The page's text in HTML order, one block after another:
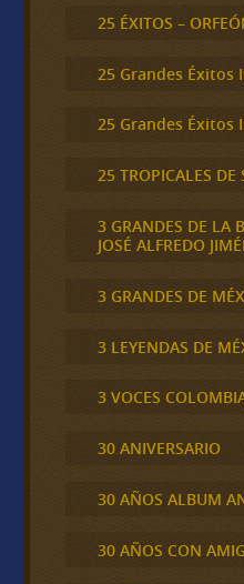
25 ÉXITOS –
25 Grandes Éxitos
25 Grandes Éxitos
25 TROPICALES DE
3 GRANDES DE LA
JOSÉ ALFREDO
3 GRANDES DE
3 LEYENDAS DE
3 VOCES
30 ANIVERSARIO
30 AÑOS ALBUM
30 AÑOS CON